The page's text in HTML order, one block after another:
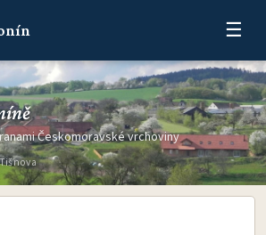
☰
Českomoravské vrchoviny